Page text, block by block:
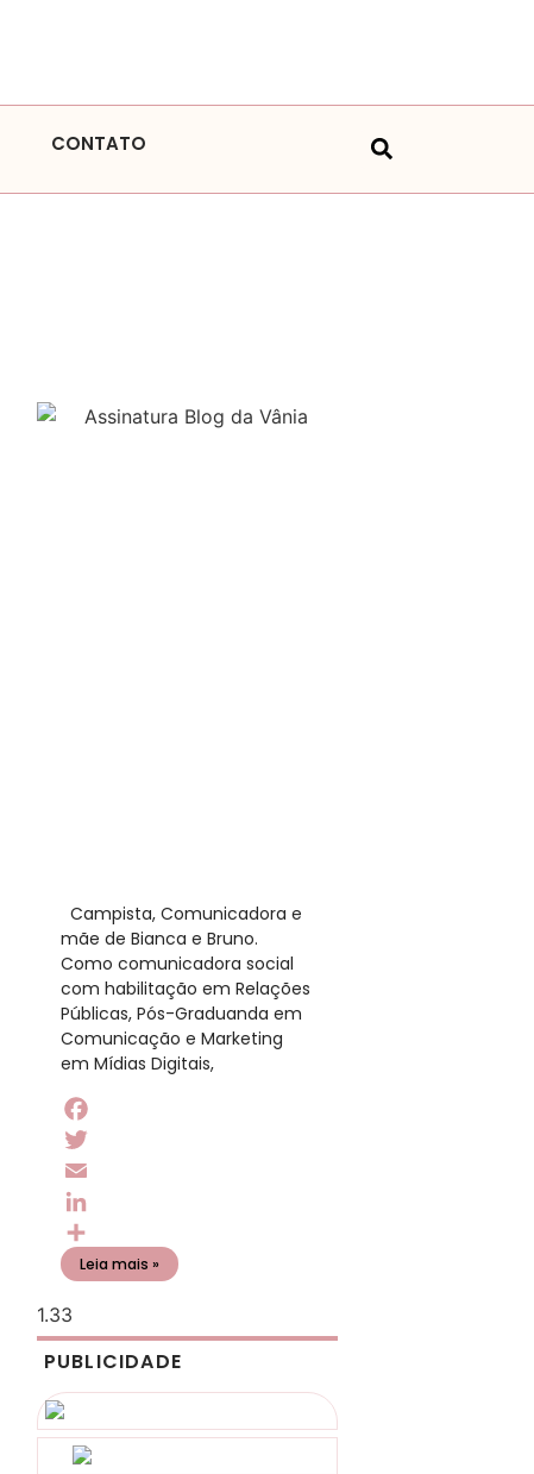
CONTATO
​ Campista, Comunicadora e
mãe de Bianca e Bruno.
Como comunicadora social
com habilitação em Relações
Públicas, Pós-Graduanda em
Comunicação e Marketing
em Mídias Digitais,
Facebook
Twitter
Email
LinkedIn
Share
Leia mais »
PUBLICIDADE